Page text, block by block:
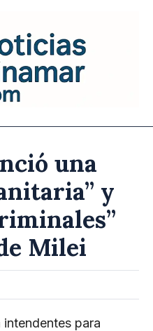
una
y
Milei
para